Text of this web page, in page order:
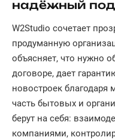
надёжный
W2Studio сочетает
продуманную
объясняет, что нужно
договоре, дает
новостроек благодаря
часть бытовых и
берут на себя:
компаниями,